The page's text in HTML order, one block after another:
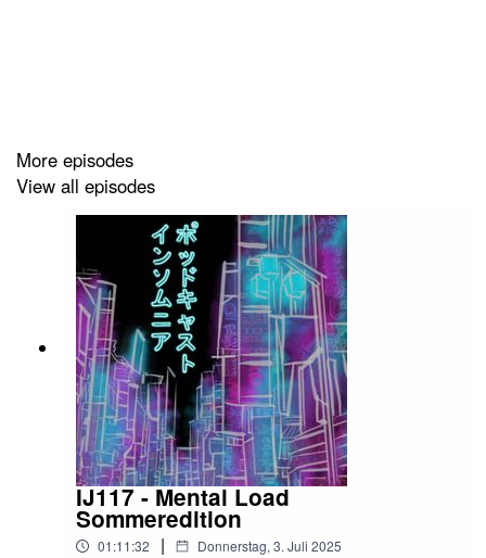
More episodes
View all episodes
IJ117 - Mental Load
Sommeredition
01:11:32 | Donnerstag, 3. Juli 2025